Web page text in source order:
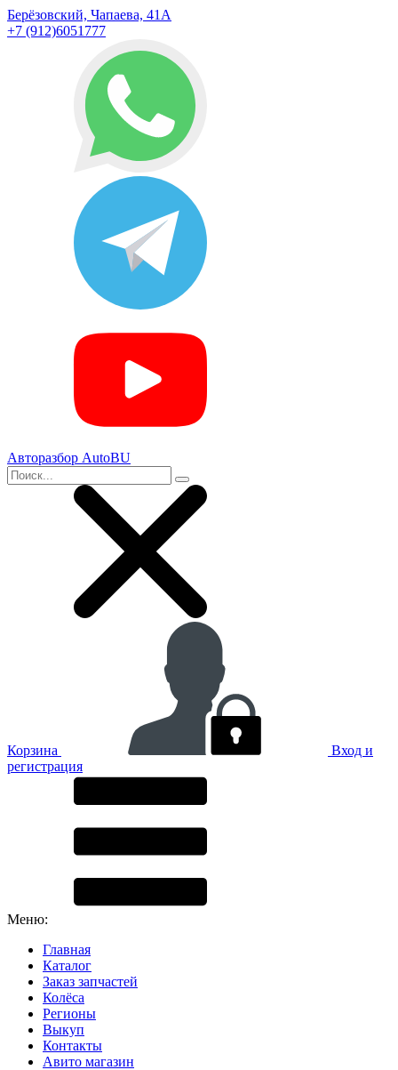
Берёзовский, Чапаева, 41А
+7 (912)6051777
Авторазбор AutoBU
Корзина
Вход и
регистрация
Меню:
Главная
Каталог
Заказ запчастей
Колёса
Регионы
Выкуп
Контакты
Авито магазин